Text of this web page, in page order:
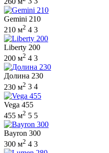
Gemini 210
210 м2 4 3
Liberty 200
200 м2 4 3
Долина 230
230 м2 3 4
Vega 455
455 м2 5 5
Bayron 300
300 м2 4 3